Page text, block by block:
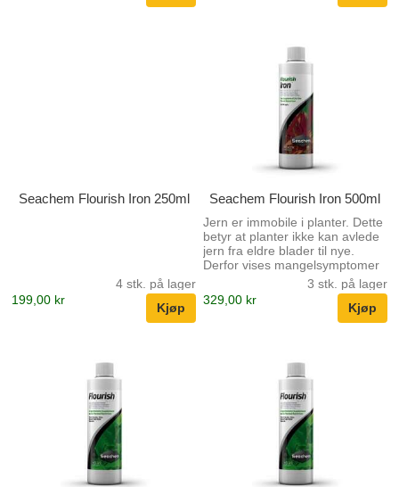
i et plantet akvarium. Kalium kan
i et plantet akvarium. Kalium kan
et lavt mineralinnhold. I disse
tilfellene kan kalium bli den
begrensende faktoren for vekst.
Bruk Flourish Kalium ™ for å
forhindre kaliumutarming (tegn
som inkluderer gulning i eldre
blader) og opp...
Seachem Flourish Iron 250ml
4 stk. på lager
199,00 kr
Seachem Flourish Iron 500ml
Jern er immobile i planter. Dette
betyr at planter ikke kan avlede
jern fra eldre blader til nye.
Derfor vises mangelsymptomer
først på nye eller unge blader.
Fordi planter bruker jern for å
produsere klorofyll, resulterer
mangel på jern i klorose eller
slanke. Hvis mangelen er
alvorlig og langvarig, fremstår
hvert nye blad lysere i fargen
enn det forrige blad. Når du
velger et jerntilskudd, er det
viktig å vite skillet mellom d...
3 stk. på lager
329,00 kr